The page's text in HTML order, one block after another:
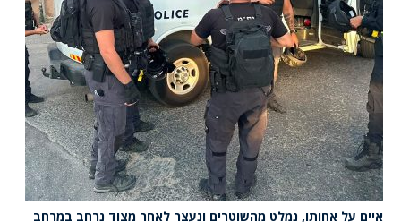
איים על אחותו, נמלט מהשוטרים ונעצר לאחר מצוד נרחב במרחב